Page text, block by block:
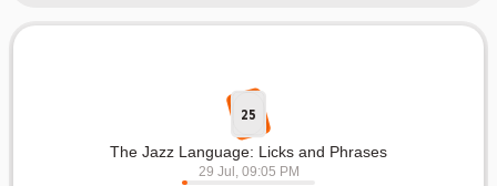
25
The Jazz Language: Licks and Phrases
29 Jul, 09:05 PM